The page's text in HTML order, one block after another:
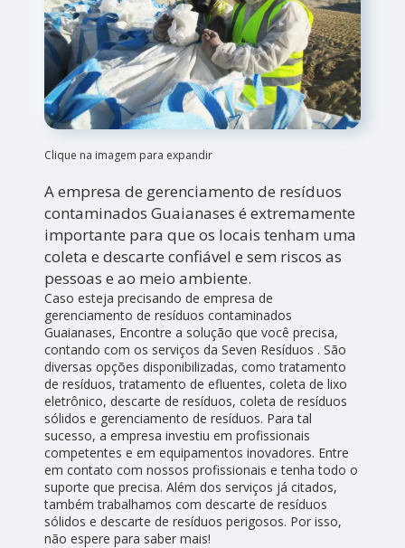
Clique na imagem para expandir
A empresa de gerenciamento de resíduos
contaminados Guaianases é extremamente
importante para que os locais tenham uma
coleta e descarte confiável e sem riscos as
pessoas e ao meio ambiente.
Caso esteja precisando de empresa de
gerenciamento de resíduos contaminados
Guaianases, Encontre a solução que você precisa,
contando com os serviços da Seven Resíduos . São
diversas opções disponibilizadas, como tratamento
de resíduos, tratamento de efluentes, coleta de lixo
eletrônico, descarte de resíduos, coleta de resíduos
sólidos e gerenciamento de resíduos. Para tal
sucesso, a empresa investiu em profissionais
competentes e em equipamentos inovadores. Entre
em contato com nossos profissionais e tenha todo o
suporte que precisa. Além dos serviços já citados,
também trabalhamos com descarte de resíduos
sólidos e descarte de resíduos perigosos. Por isso,
não espere para saber mais!